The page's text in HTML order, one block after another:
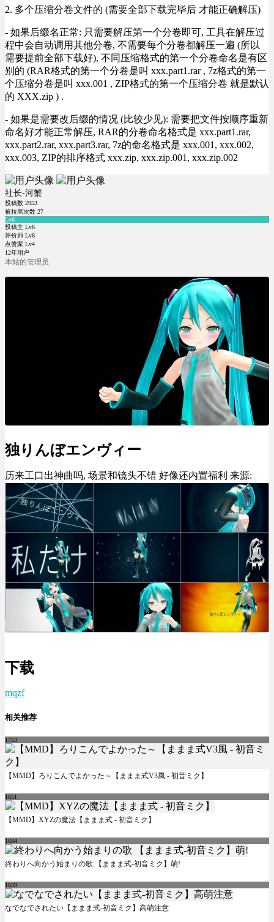
2. 多个压缩分卷文件的 (需要全部下载完毕后 才能正确解压)
- 如果后缀名正常: 只需要解压第一个分卷即可, 工具在解压过
程中会自动调用其他分卷, 不需要每个分卷都解压一遍 (所以
需要提前全部下载好), 不同压缩格式的第一个分卷命名是有区
别的 (RAR格式的第一个分卷是叫 xxx.part1.rar , 7z格式的第一
个压缩分卷是叫 xxx.001 , ZIP格式的第一个压缩分卷 就是默认
的 XXX.zip ) .
- 如果是需要改后缀的情况 (比较少见): 需要把文件按顺序重新
命名好才能正常解压, RAR的分卷命名格式是 xxx.part1.rar,
xxx.part2.rar, xxx.part3.rar, 7z的命名格式是 xxx.001, xxx.002,
xxx.003, ZIP的排序格式 xxx.zip, xxx.zip.001, xxx.zip.002
社长-河蟹
投稿数 2953
被拉黑次数 27
Lv6
投稿主 Lv6
评价师 Lv6
点赞家 Lv4
12年用户
本站的管理员
独りんぼエンヴィー
历来工口出神曲吗, 场景和镜头不错 好像还内置福利 来源:
下载
mqzf
相关推荐
1753
【MMD】ろりこんでよかった～【ままま式V3風 - 初音ミク】
1651
【MMD】XYZの魔法【ままま式 - 初音ミク】
1684
終わりへ向かう始まりの歌 【ままま式-初音ミク】萌!
1839
なでなでされたい【ままま式-初音ミク】高萌注意